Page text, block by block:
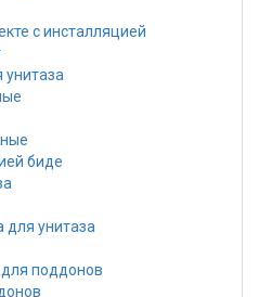
с инсталляцией
унитаза
биде
унитаза
поддонов